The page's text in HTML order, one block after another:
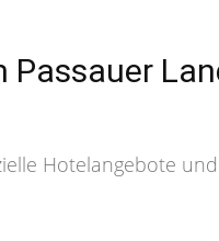
Passauer
Hotelangebote